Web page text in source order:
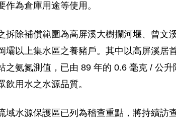
為倉庫用途等使用。
拆除補償範圍為高屏溪大樹攔河堰、曾
壩以上集水區之養豬戶。其中以高屏溪
之氨氮測值，已由 89 年的 0.6 毫克 / 公
用水之水源品質。
域水源保護區已列為稽查重點，將持續